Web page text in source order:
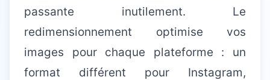
passante inutilement. Le
redimensionnement optimise vos
images pour chaque plateforme : un
format différent pour Instagram,